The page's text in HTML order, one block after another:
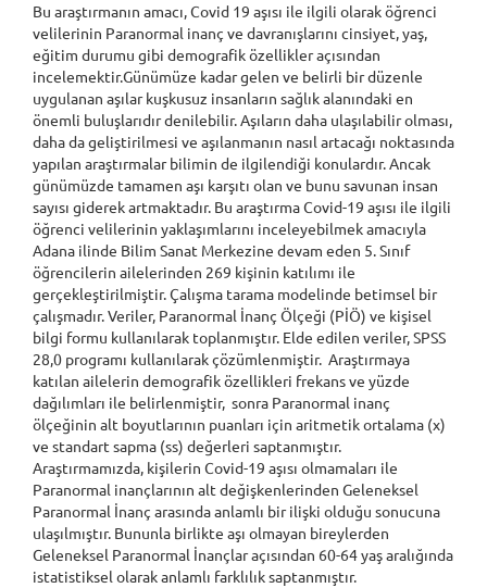
Bu araştırmanın amacı, Covid 19 aşısı ile ilgili olarak öğrenci
velilerinin Paranormal inanç ve davranışlarını cinsiyet, yaş,
eğitim durumu gibi demografik özellikler açısından
incelemektir.Günümüze kadar gelen ve belirli bir düzenle
uygulanan aşılar kuşkusuz insanların sağlık alanındaki en
önemli buluşlarıdır denilebilir. Aşıların daha ulaşılabilir olması,
daha da geliştirilmesi ve aşılanmanın nasıl artacağı noktasında
yapılan araştırmalar bilimin de ilgilendiği konulardır. Ancak
günümüzde tamamen aşı karşıtı olan ve bunu savunan insan
sayısı giderek artmaktadır. Bu araştırma Covid-19 aşısı ile ilgili
öğrenci velilerinin yaklaşımlarını inceleyebilmek amacıyla
Adana ilinde Bilim Sanat Merkezine devam eden 5. Sınıf
öğrencilerin ailelerinden 269 kişinin katılımı ile
gerçekleştirilmiştir. Çalışma tarama modelinde betimsel bir
çalışmadır. Veriler, Paranormal İnanç Ölçeği (PİÖ) ve kişisel
bilgi formu kullanılarak toplanmıştır. Elde edilen veriler, SPSS
28,0 programı kullanılarak çözümlenmiştir. Araştırmaya
katılan ailelerin demografik özellikleri frekans ve yüzde
dağılımları ile belirlenmiştir, sonra Paranormal inanç
ölçeğinin alt boyutlarının puanları için aritmetik ortalama (x)
ve standart sapma (ss) değerleri saptanmıştır.
Araştırmamızda, kişilerin Covid-19 aşısı olmamaları ile
Paranormal inançlarının alt değişkenlerinden Geleneksel
Paranormal İnanç arasında anlamlı bir ilişki olduğu sonucuna
ulaşılmıştır. Bununla birlikte aşı olmayan bireylerden
Geleneksel Paranormal İnançlar açısından 60-64 yaş aralığında
istatistiksel olarak anlamlı farklılık saptanmıştır.